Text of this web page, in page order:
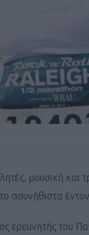
μουσική και
ασυνήθιστα
ερευνητής του